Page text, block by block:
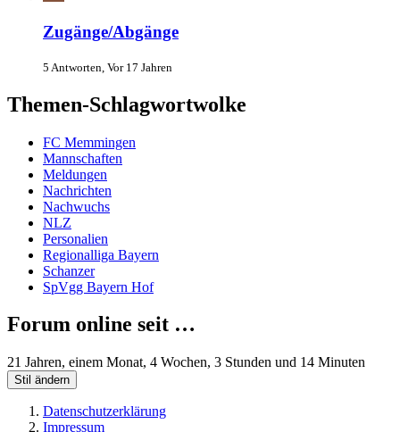
Zugänge/Abgänge
5 Antworten, Vor 17 Jahren
Themen-Schlagwortwolke
FC Memmingen
Mannschaften
Meldungen
Nachrichten
Nachwuchs
NLZ
Personalien
Regionalliga Bayern
Schanzer
SpVgg Bayern Hof
Forum online seit …
21 Jahren, einem Monat, 4 Wochen, 3 Stunden und 14 Minuten
Stil ändern
Datenschutzerklärung
Impressum